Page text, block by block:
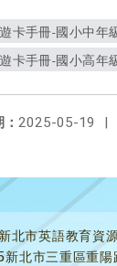
卡手冊-國小中年
卡手冊-國小高年
2025-05-19
|
新北市英語教育資
新北市三重區重陽